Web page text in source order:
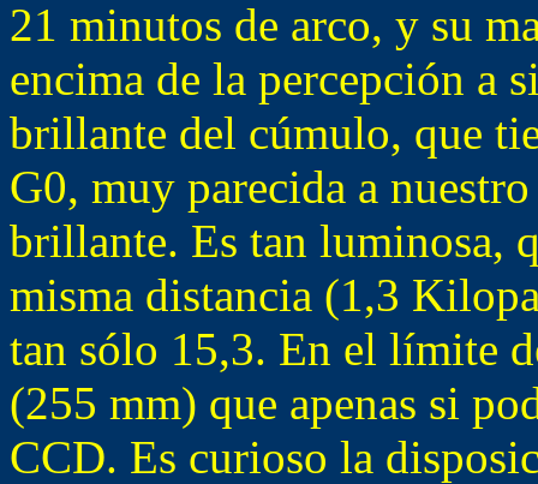
21 minutos de arco, y su
encima de la percepción a
brillante del cúmulo, que
G0, muy parecida a
brillante. Es tan luminosa,
misma distancia (1,3
tan sólo 15,3. En el límite
(255 mm) que apenas si
CCD. Es curioso la